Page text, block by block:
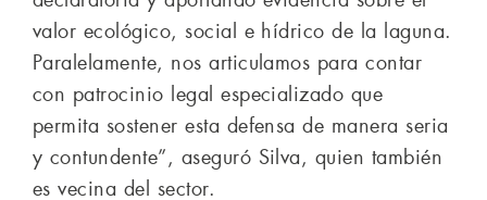
valor ecológico, social e hídrico de la laguna.
Paralelamente, nos articulamos para contar
con patrocinio legal especializado que
permita sostener esta defensa de manera seria
y contundente”, aseguró Silva, quien también
es vecina del sector.